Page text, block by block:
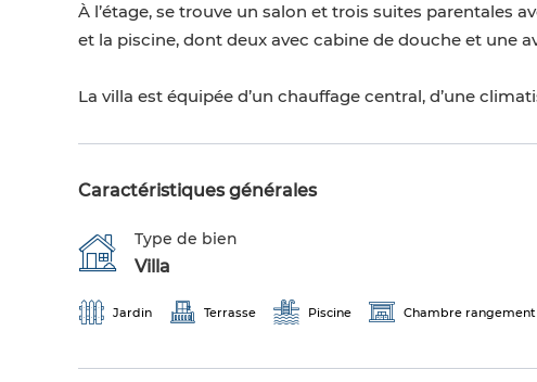
À l’étage, se trouve un salon et trois suites parentales
et la piscine, dont deux avec cabine de douche et une
La villa est équipée d’un chauffage central, d’une
Caractéristiques générales
Type de bien
Villa
Jardin Terrasse Piscine Chambre rangement